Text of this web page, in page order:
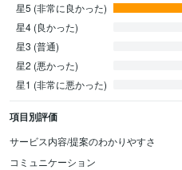
星5 (非常に良かった)
星4 (良かった)
星3 (普通)
星2 (悪かった)
星1 (非常に悪かった)
項目別評価
サービス内容/提案のわかりやすさ
コミュニケーション